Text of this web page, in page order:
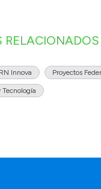
RELACIONADOS
Innova Proyectos
Tecnología